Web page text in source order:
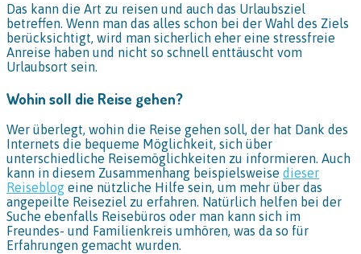
Das kann die Art zu reisen und auch das Urlaubsziel
betreffen. Wenn man das alles schon bei der Wahl des Ziels
berücksichtigt, wird man sicherlich eher eine stressfreie
Anreise haben und nicht so schnell enttäuscht vom
Urlaubsort sein.
Wohin soll die Reise gehen?
Wer überlegt, wohin die Reise gehen soll, der hat Dank des
Internets die bequeme Möglichkeit, sich über
unterschiedliche Reisemöglichkeiten zu informieren. Auch
kann in diesem Zusammenhang beispielsweise dieser
Reiseblog eine nützliche Hilfe sein, um mehr über das
angepeilte Reiseziel zu erfahren. Natürlich helfen bei der
Suche ebenfalls Reisebüros oder man kann sich im
Freundes- und Familienkreis umhören, was da so für
Erfahrungen gemacht wurden.